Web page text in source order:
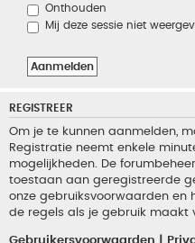
Onthouden
Mij deze sessie niet
REGISTREER
Om je te kunnen aanmelden,
Registratie neemt enkele
mogelijkheden. De
toestaan aan geregistreerde
onze gebruiksvoorwaarden en
de regels als je gebruik maakt
Gebruikersvoorwaarden